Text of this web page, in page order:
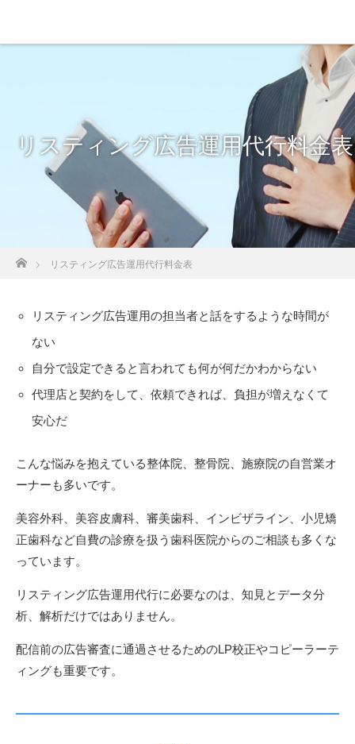
リスティング広告運用代行料金表
ホーム
リスティング広告運用代行料金表
リスティング広告運用の担当者と話をするような時間が
ない
自分で設定できると言われても何が何だかわからない
代理店と契約をして、依頼できれば、負担が増えなくて
安心だ
こんな悩みを抱えている整体院、整骨院、施療院の自営業オ
ーナーも多いです。
美容外科、美容皮膚科、審美歯科、インビザライン、小児矯
正歯科など自費の診療を扱う歯科医院からのご相談も多くな
っています。
リスティング広告運用代行に必要なのは、知見とデータ分
析、解析だけではありません。
配信前の広告審査に通過させるためのLP校正やコピーラーテ
ィングも重要です。